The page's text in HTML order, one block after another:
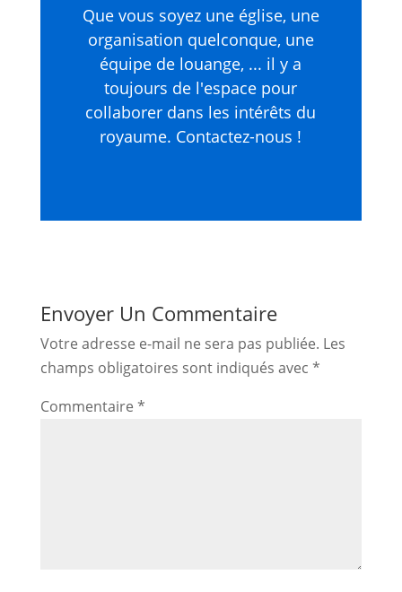
Que vous soyez une église, une
organisation quelconque, une
équipe de louange, ... il y a
toujours de l'espace pour
collaborer dans les intérêts du
royaume. Contactez-nous !
Envoyer Un Commentaire
Votre adresse e-mail ne sera pas publiée. Les
champs obligatoires sont indiqués avec *
Commentaire *